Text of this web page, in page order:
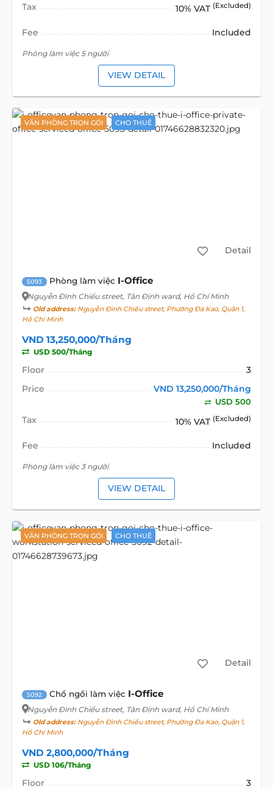
Tax 10% VAT (Excluded)
Fee Included
Phòng làm việc 5 người
VIEW DETAIL
VĂN PHÒNG TRỌN GÓI CHO THUÊ
Detail
5093 Phòng làm việc I-Office
Nguyễn Đình Chiểu street, Tân Định ward, Hồ Chí Minh
Old address:Nguyễn Đình Chiểu street, Phường Đa Kao, Quận 1,
Hồ Chí Minh
VND 13,250,000/Tháng
USD 500/Tháng
Floor
3
Price
VND 13,250,000/Tháng
USD 500
Tax 10% VAT (Excluded)
Fee Included
Phòng làm việc 3 người
VIEW DETAIL
VĂN PHÒNG TRỌN GÓI CHO THUÊ
Detail
5092 Chổ ngồi làm việc I-Office
Nguyễn Đình Chiểu street, Tân Định ward, Hồ Chí Minh
Old address:Nguyễn Đình Chiểu street, Phường Đa Kao, Quận 1,
Hồ Chí Minh
VND 2,800,000/Tháng
USD 106/Tháng
Floor
3